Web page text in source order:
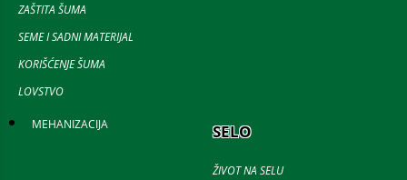
ZAŠTITA ŠUMA
SEME I SADNI MATERIJAL
KORIŠĆENJE ŠUMA
LOVSTVO
MEHANIZACIJA SELO
ŽIVOT NA SELU